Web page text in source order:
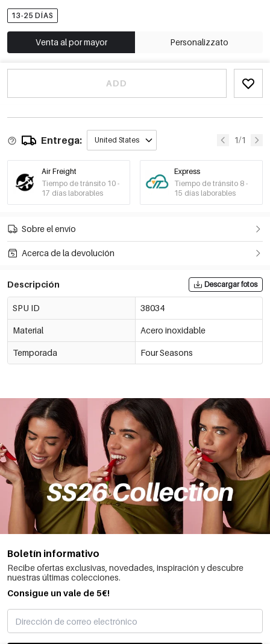
13-25 DÍAS
Venta al por mayor Personalizzato
ADD
Entrega: United States 1/1
Air Freight
Tiempo de tránsito 10 -
17 días laborables
Express
Tiempo de tránsito 8 -
15 días laborables
Sobre el envío
Acerca de la devolución
Descripción Descargar fotos
SPU ID 38034
Material Acero inoxidable
Temporada Four Seasons
Boletín informativo
Recibe ofertas exclusivas, novedades, inspiración y descubre
nuestras últimas colecciones.
Consigue un vale de 5€!